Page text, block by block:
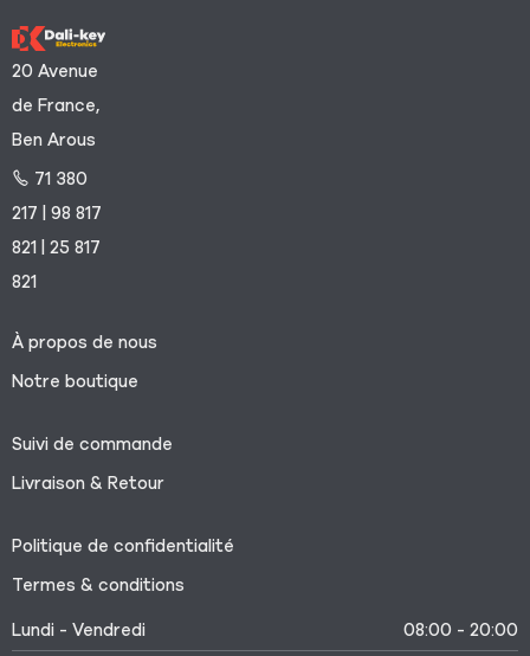
20 Avenue
de France,
Ben Arous
71 380
217 | 98 817
821 | 25 817
821
À propos de nous
Notre boutique
Suivi de commande
Livraison & Retour
Politique de confidentialité
Termes & conditions
Lundi - Vendredi
08:00 - 20:00